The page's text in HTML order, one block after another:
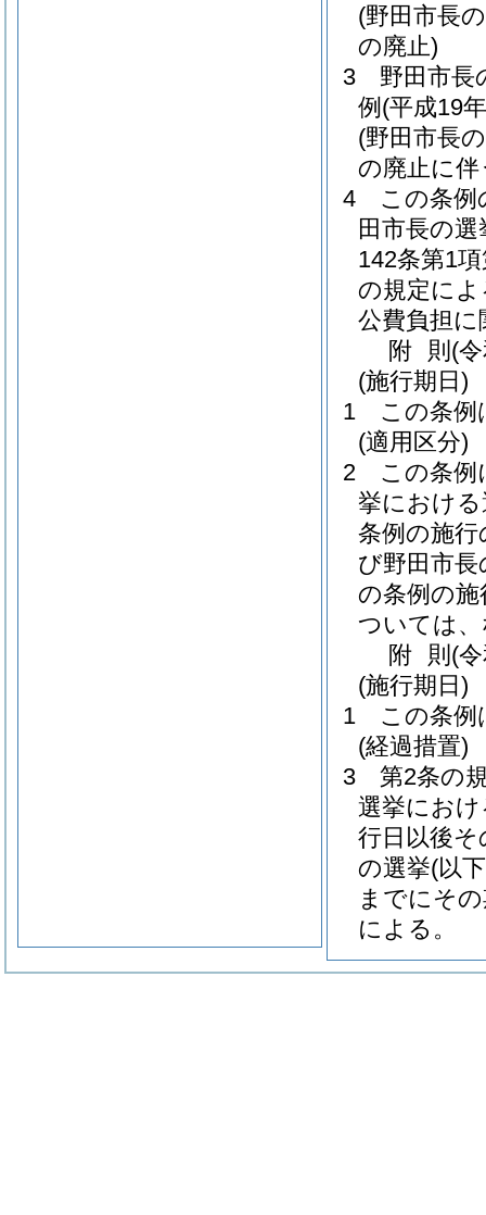
(野田市長
の廃止)
3
野田市長
例 (平成19
(野田市長
の廃止に
4
この条
田市長の
142条第1
の規定に
公費負担
附 則 (
(施行期日)
1
この条例
(適用区分)
2
この条例
挙におけ
条例の施
び野田市長
の条例の
ついては
附 則 (
(施行期日)
1
この条例
(経過措置)
3
第2条の
選挙にお
行日以後
の選挙(以
までにそ
による。